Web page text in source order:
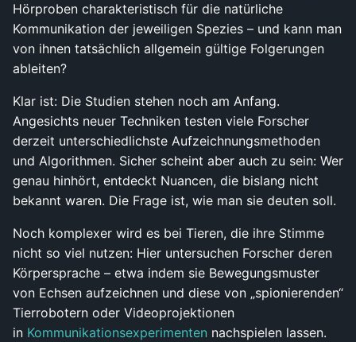
Hörproben charakteristisch für die natürliche
Kommunikation der jeweiligen Spezies – und kann man
von ihnen tatsächlich allgemein gültige Folgerungen
ableiten?
Klar ist: Die Studien stehen noch am Anfang.
Angesichts neuer Techniken testen viele Forscher
derzeit unterschiedlichste Aufzeichnungsmethoden
und Algorithmen. Sicher scheint aber auch zu sein: Wer
genau hinhört, entdeckt Nuancen, die bislang nicht
bekannt waren. Die Frage ist, wie man sie deuten soll.
Noch komplexer wird es bei Tieren, die ihre Stimme
nicht so viel nutzen: Hier untersuchen Forscher deren
Körpersprache – etwa indem sie Bewegungsmuster
von Echsen aufzeichnen und diese von „spionierenden“
Tierrobotern oder Videoprojektionen
in Kommunikationsexperimenten nachspielen lassen.